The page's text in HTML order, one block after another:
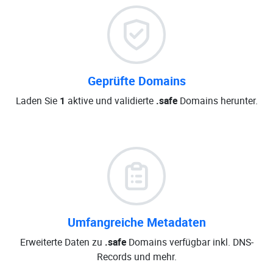
Geprüfte Domains
Laden Sie 1 aktive und validierte .safeDomains herunter.
Umfangreiche Metadaten
Erweiterte Daten zu .safeDomains verfügbar inkl. DNS-
Records und mehr.